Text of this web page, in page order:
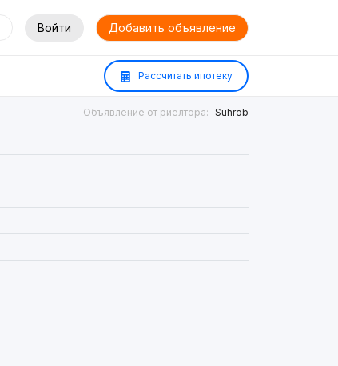
Войти Добавить объявление
Рассчитать ипотеку
Объявление от риелтора: Suhrob